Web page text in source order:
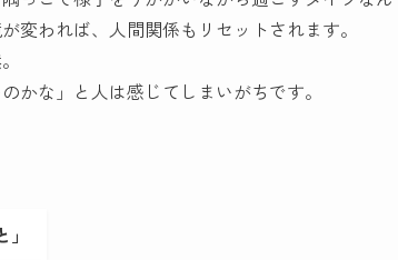
変われば、人間関係もリセットされます。
かな」と人は感じてしまいがちです。